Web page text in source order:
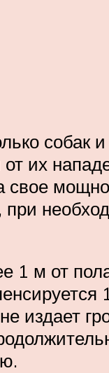
собак
их
1 м от
издает